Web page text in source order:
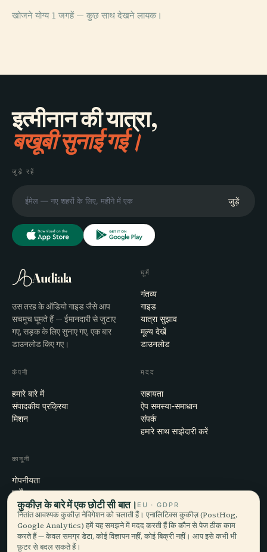
खोजने योग्य 1 जगहें — कुछ साथ देखने लायक।
PLACE
इत्मीनान की यात्रा,
बखूबी सुनाई गई।
जुड़े रहें
जुड़ें
Audiala
उस तरह के ऑडियो गाइड जैसे आप
सचमुच घूमते हैं — ईमानदारी से जुटाए
गए, सड़क के लिए सुनाए गए, एक बार
डाउनलोड किए गए।
घूमें
गंतव्य
गाइड
यात्रा सुझाव
मूल्य देखें
डाउनलोड
कंपनी
हमारे बारे में
संपादकीय प्रक्रिया
मिशन
मदद
सहायता
ऐप समस्या-समाधान
संपर्क
हमारे साथ साझेदारी करें
कानूनी
गोपनीयता
शर्तें
कुकी सेटिंग्स
खाता हटाएँ
कुकीज़ के बारे में एक छोटी सी बात। EU · GDPR
नितांत आवश्यक कुकीज़ नेविगेशन को चलाती हैं। एनालिटिक्स कुकीज़ (PostHog,
Google Analytics) हमें यह समझने में मदद करती हैं कि कौन से पेज ठीक काम
करते हैं — केवल समग्र डेटा, कोई विज्ञापन नहीं, कोई बिक्री नहीं। आप इसे कभी भी
फ़ुटर से बदल सकते हैं।